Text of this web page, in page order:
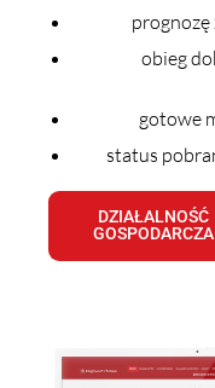
obieg
gotowe
status
DZIAŁALNOŚĆ
GOSPODARCZA